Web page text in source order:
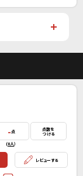
- 点
(0人）
点数を
つける
レビューする